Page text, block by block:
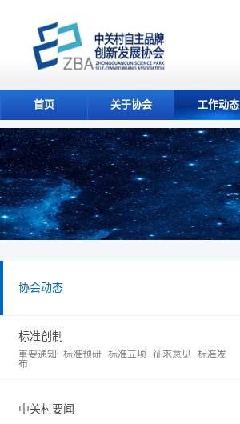
首页 关于协会 工作动态
协会动态
标准创制
重要通知 标准预研 标准立项 征求意见 标准发
布
中关村要闻